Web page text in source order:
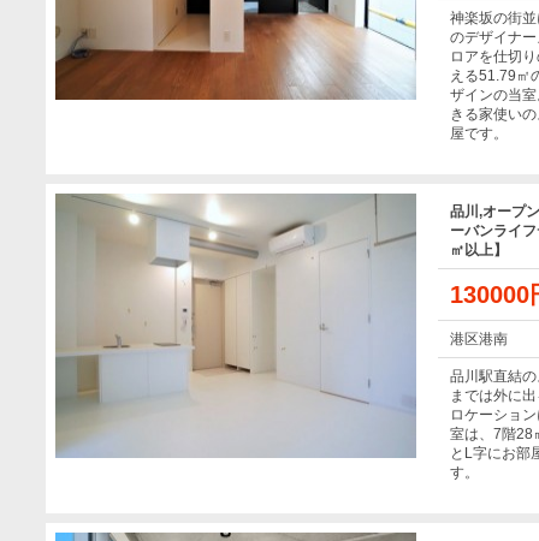
神楽坂の街
のデザイナ
ロアを仕切
える51.79㎡
ザインの当
きる家使い
屋です。
品川,オープ
ーバンライ
㎡以上】
港区港南
品川駅直結
までは外に
ロケーショ
室は、7階28
とL字にお部
す。